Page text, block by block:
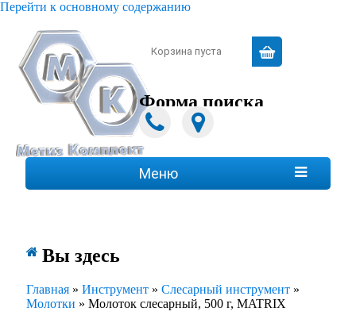
Перейти к основному содержанию
Корзина пуста
Форма поиска
Меню
 Вы здесь
Главная » Инструмент » Слесарный инструмент »
Молотки » Молоток слесарный, 500 г, MATRIX